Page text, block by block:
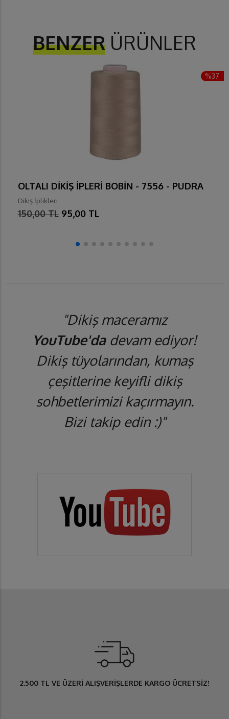
BENZER ÜRÜNLER
%37
OLTALI DİKİŞ İPLERİ BOBİN - 7556 - PUDRA
Dikiş İplikleri
150,00 TL 95,00 TL
"Dikiş maceramız
YouTube'dadevam ediyor!
Dikiş tüyolarından, kumaş
çeşitlerine keyifli dikiş
sohbetlerimizi kaçırmayın.
Bizi takip edin :)"
2.500 TL VE ÜZERİ ALIŞVERİŞLERDE KARGO ÜCRETSİZ!